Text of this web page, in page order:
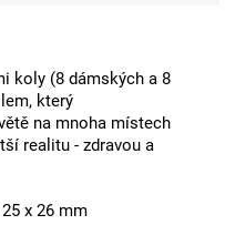
koly (8 dámských a 8
který
na mnoha místech
realitu - zdravou a
x 26 mm